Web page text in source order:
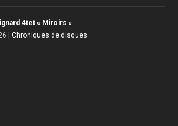
4tet « Miroirs »
|Chroniques de disques